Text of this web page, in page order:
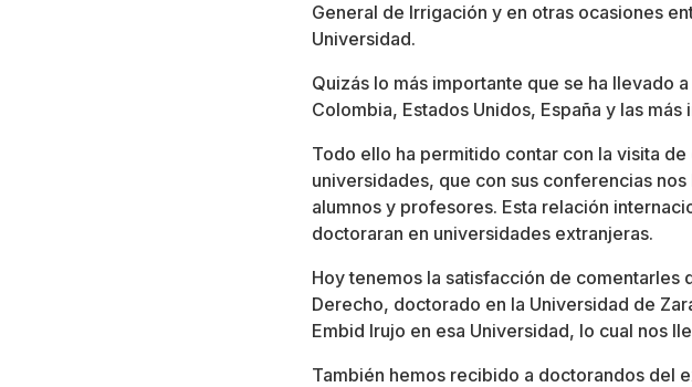
General de Irrigación y en otras ocasiones
Universidad.
Quizás lo más importante que se ha llevado
Colombia, Estados Unidos, España y las
Todo ello ha permitido contar con la visita
universidades, que con sus conferencias
alumnos y profesores. Esta relación
doctoraran en universidades extranjeras.
Hoy tenemos la satisfacción de comentarles
Derecho, doctorado en la Universidad de
Embid Irujo en esa Universidad, lo cual nos
También hemos recibido a doctorandos del